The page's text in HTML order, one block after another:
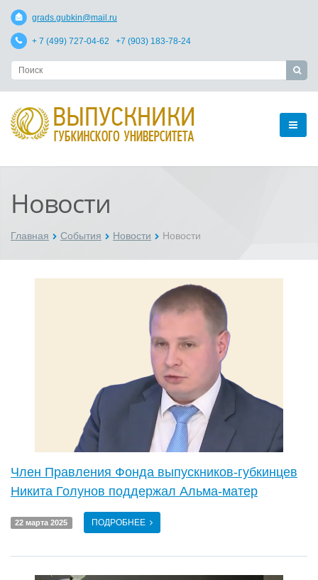
grads.gubkin@mail.ru
+ 7 (499) 727-04-62 +7 (903) 183-78-24
Новости
Главная События Новости Новости
Член Правления Фонда выпускников-губкинцев
Никита Голунов поддержал Альма-матер
22 марта 2025 ПОДРОБНЕЕ